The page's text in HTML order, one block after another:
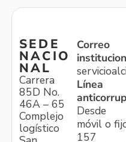
SEDE
NACIO
NAL
Carrera
85D No.
46A – 65
Complejo
logístico
Correo
Línea
Desde
móvil o
157